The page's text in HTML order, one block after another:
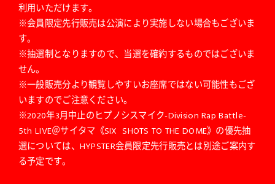
利用いただけます。
※会員限定先行販売は公演により実施しない場合もございま
す。
※抽選制となりますので、当選を確約するものではございま
せん。
※一般販売分より観覧しやすいお座席ではない可能性もござ
いますのでご注意ください。
※2020年3月中止のヒプノシスマイク-Division Rap Battle-
5th LIVE＠サイタマ《SIX SHOTS TO THE DOME》の優先抽
選については、HYPSTER会員限定先行販売とは別途ご案内す
る予定です。